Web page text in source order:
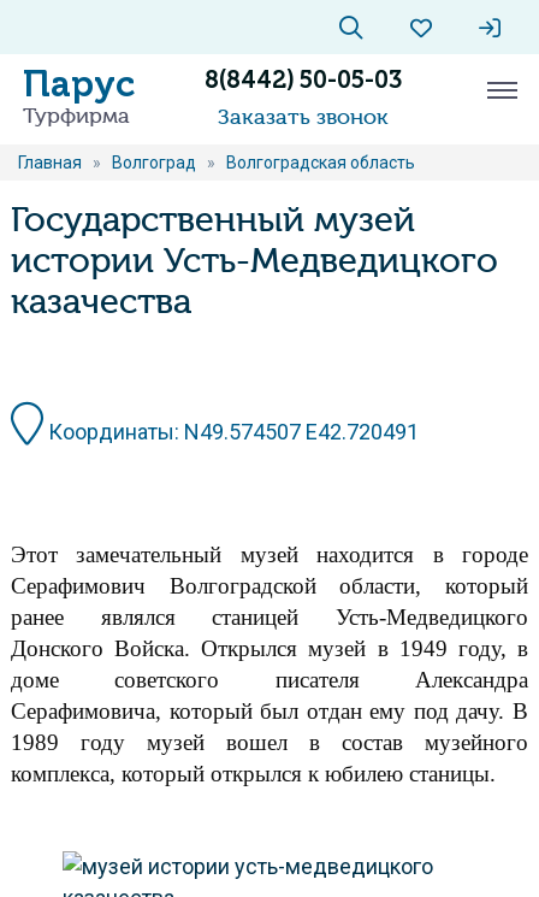
Парус
Турфирма
8(8442) 50-05-03
Заказать звонок
Главная » Волгоград » Волгоградская область
Государственный музей
истории Усть-Медведицкого
казачества
Координаты: N49.574507 Е42.720491
Этот замечательный музей находится в городе
Серафимович Волгоградской области, который
ранее являлся станицей Усть-Медведицкого
Донского Войска. Открылся музей в 1949 году, в
доме советского писателя Александра
Серафимовича, который был отдан ему под дачу. В
1989 году музей вошел в состав музейного
комплекса, который открылся к юбилею станицы.